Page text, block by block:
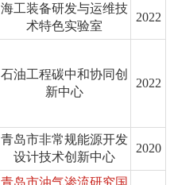
海工装备研发与运维技
术特色实验室
2022
石油工程碳中和协同创
新中心
2022
青岛市非常规能源开发
设计技术创新中心
2020
青岛市油气渗流研究国